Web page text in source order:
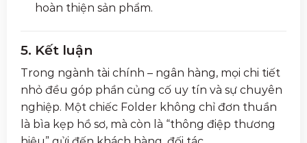
hoàn thiện sản phẩm.
5. Kết luận
Trong ngành tài chính – ngân hàng, mọi chi tiết
nhỏ đều góp phần củng cố uy tín và sự chuyên
nghiệp. Một chiếc Folder không chỉ đơn thuần
là bìa kẹp hồ sơ, mà còn là “thông điệp thương